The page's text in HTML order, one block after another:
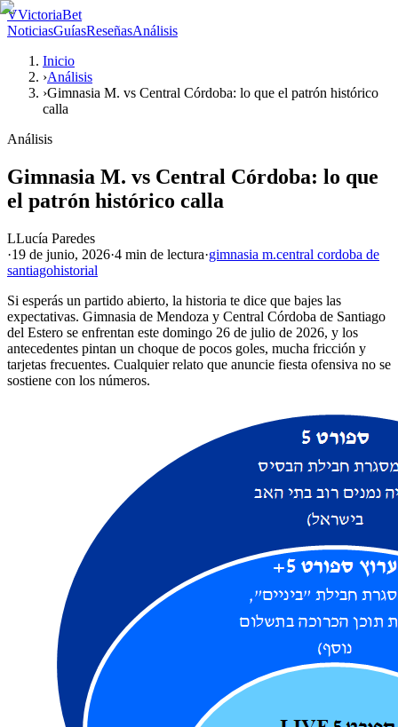
VVictoriaBet
NoticiasGuíasReseñasAnálisis
Inicio
›Análisis
›Gimnasia M. vs Central Córdoba: lo que el patrón histórico
calla
Análisis
Gimnasia M. vs Central Córdoba: lo que
el patrón histórico calla
LLucía Paredes
·19 de junio, 2026·4 min de lectura·gimnasia m.central cordoba de
santiagohistorial
Si esperás un partido abierto, la historia te dice que bajes las
expectativas. Gimnasia de Mendoza y Central Córdoba de Santiago
del Estero se enfrentan este domingo 26 de julio de 2026, y los
antecedentes pintan un choque de pocos goles, mucha fricción y
tarjetas frecuentes. Cualquier relato que anuncie fiesta ofensiva no se
sostiene con los números.